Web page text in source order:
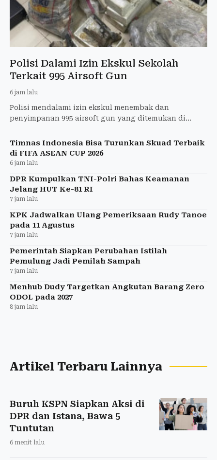
Polisi Dalami Izin Ekskul Sekolah
Terkait 995 Airsoft Gun
6 jam lalu
Polisi mendalami izin ekskul menembak dan
penyimpanan 995 airsoft gun yang ditemukan di
Timnas Indonesia Bisa Turunkan Skuad Terbaik
di FIFA ASEAN CUP 2026
6 jam lalu
DPR Kumpulkan TNI-Polri Bahas Keamanan
Jelang HUT Ke-81 RI
7 jam lalu
KPK Jadwalkan Ulang Pemeriksaan Rudy Tanoe
pada 11 Agustus
7 jam lalu
Pemerintah Siapkan Perubahan Istilah
Pemulung Jadi Pemilah Sampah
7 jam lalu
Menhub Dudy Targetkan Angkutan Barang Zero
ODOL pada 2027
8 jam lalu
Artikel Terbaru Lainnya
Buruh KSPN Siapkan Aksi di
DPR dan Istana, Bawa 5
Tuntutan
6 menit lalu